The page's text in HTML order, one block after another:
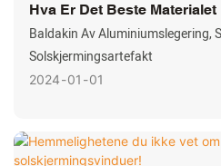
Hva Er Det Beste
Baldakin Av Aluminiumslegering,
Solskjermingsartefakt
2024 01 01